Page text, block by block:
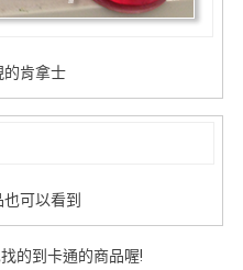
的肯拿士
可以看到
的到卡通的商品喔!